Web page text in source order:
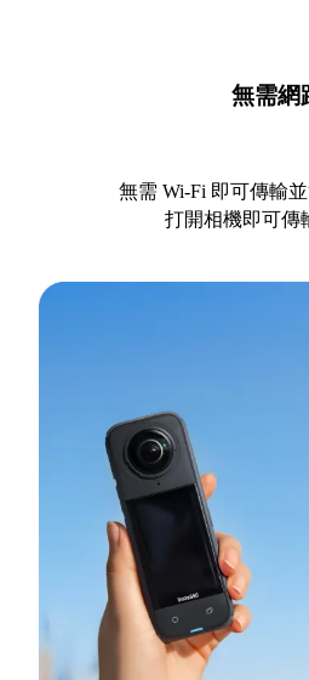
無需網
無需 Wi-Fi 即可傳輸
打開相機即可傳